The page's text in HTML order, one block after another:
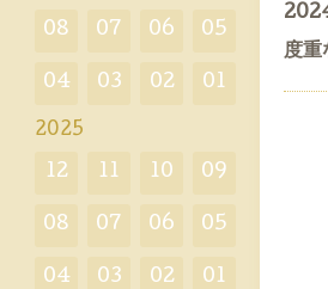
度重
08 07 06 05
04 03 02 01
2025
12 11 10 09
08 07 06 05
04 03 02 01